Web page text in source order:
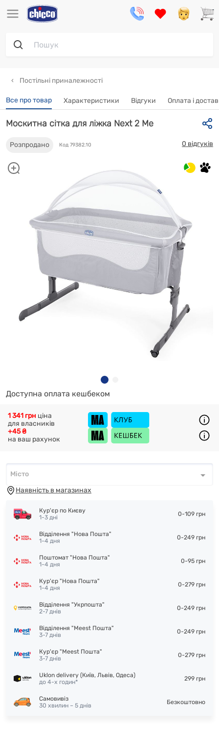
Постільні приналежності
Все про товар Характеристики Відгуки Oплата і
Москитна сітка для ліжка Next 2 Me
Розпродано Код 79382.10 0 відгуків
Доступна оплата кешбеком
+45 ₴
на ваш рахунок
1 341 грн ціна
для власників
Місто*
Місто
Наявність в магазинах
Кур'єр по Києву
1-3 дні
0-109 грн
Відділення "Нова Пошта"
1-4 дня
0-249 грн
Поштомат "Нова Пошта"
1-4 дня
0-95 грн
Кур'єр "Нова Пошта"
1-4 дня
0-279 грн
Відділення "Укрпошта"
2-7 днів
0-249 грн
Відділення "Meest Пошта"
3-7 днів
0-249 грн
Кур'єр "Meest Пошта"
3-7 днів
0-279 грн
Uklon delivery (Київ, Львів, Одеса)
до 4-х годин*
299 грн
Самовивіз
30 хвилин – 5 днів
Безкоштовно